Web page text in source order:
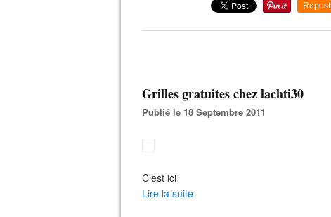
Repost
Grilles gratuites chez lachti30
Publié le 18 Septembre 2011
C'est ici
Lire la suite